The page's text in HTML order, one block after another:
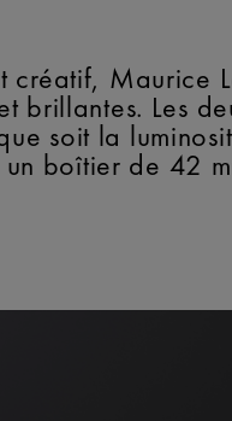
créatif, Maurice
brillantes. Les
soit la
boîtier de 42